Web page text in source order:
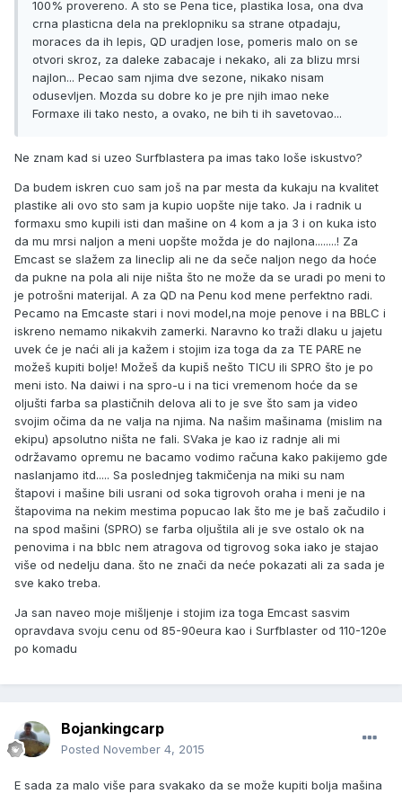
100% provereno. A sto se Pena tice, plastika losa, ona dva
crna plasticna dela na preklopniku sa strane otpadaju,
moraces da ih lepis, QD uradjen lose, pomeris malo on se
otvori skroz, za daleke zabacaje i nekako, ali za blizu mrsi
najlon... Pecao sam njima dve sezone, nikako nisam
odusevljen. Mozda su dobre ko je pre njih imao neke
Formaxe ili tako nesto, a ovako, ne bih ti ih savetovao...
Ne znam kad si uzeo Surfblastera pa imas tako loše iskustvo?
Da budem iskren cuo sam još na par mesta da kukaju na kvalitet
plastike ali ovo sto sam ja kupio uopšte nije tako. Ja i radnik u
formaxu smo kupili isti dan mašine on 4 kom a ja 3 i on kuka isto
da mu mrsi naljon a meni uopšte možda je do najlona........! Za
Emcast se slažem za lineclip ali ne da seče naljon nego da hoće
da pukne na pola ali nije ništa što ne može da se uradi po meni to
je potrošni materijal. A za QD na Penu kod mene perfektno radi.
Pecamo na Emcaste stari i novi model,na moje penove i na BBLC i
iskreno nemamo nikakvih zamerki. Naravno ko traži dlaku u jajetu
uvek će je naći ali ja kažem i stojim iza toga da za TE PARE ne
možeš kupiti bolje! Možeš da kupiš nešto TICU ili SPRO što je po
meni isto. Na daiwi i na spro-u i na tici vremenom hoće da se
oljušti farba sa plastičnih delova ali to je sve što sam ja video
svojim očima da ne valja na njima. Na našim mašinama (mislim na
ekipu) apsolutno ništa ne fali. SVaka je kao iz radnje ali mi
održavamo opremu ne bacamo vodimo računa kako pakijemo gde
naslanjamo itd..... Sa poslednjeg takmičenja na miki su nam
štapovi i mašine bili usrani od soka tigrovoh oraha i meni je na
štapovima na nekim mestima popucao lak što me je baš začudilo i
na spod mašini (SPRO) se farba oljuštila ali je sve ostalo ok na
penovima i na bblc nem atragova od tigrovog soka iako je stajao
više od nedelju dana. što ne znači da neće pokazati ali za sada je
sve kako treba.
Ja san naveo moje mišljenje i stojim iza toga Emcast sasvim
opravdava svoju cenu od 85-90eura kao i Surfblaster od 110-120e
po komadu
Bojankingcarp
Posted November 4, 2015
E sada za malo više para svakako da se može kupiti bolja mašina